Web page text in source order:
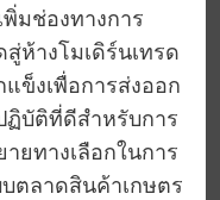
มช่องทางการ
ห้างโมเดิร์นเทรด
ข็งเพื่อการส่งออก
ฏิบัติที่ดีสำหรับการ
ยทางเลือกในการ
ตลาดสินค้าเกษตร